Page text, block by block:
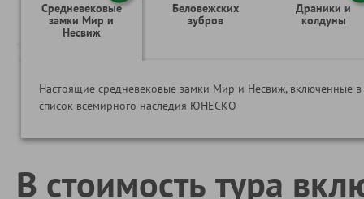
Средневековые
замки Мир и
Несвиж
Беловежских
зубров
Драники и
колдуны
Настоящие средневековые замки Мир и Несвиж, включенные в
список всемирного наследия ЮНЕСКО
В стоимость тура